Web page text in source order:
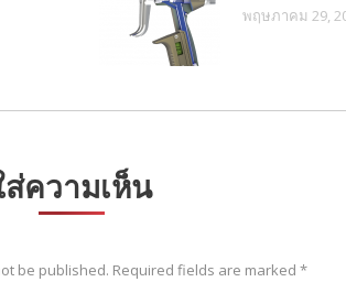
พฤษภาคม 29,
ส่ความเห็น
be published. Required fields are marked *